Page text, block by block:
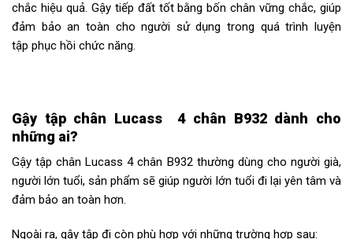
chắc hiệu quả. Gậy tiếp đất tốt bằng bốn chân vững chắc, giúp
đảm bảo an toàn cho người sử dụng trong quá trình luyện
tập phục hồi chức năng.
Gậy tập chân Lucass
4 chân B932 dành cho
những ai?
Gậy tập chân Lucass 4 chân B932 thường dùng cho người già,
người lớn tuổi, sản phẩm sẽ giúp người lớn tuổi đi lại yên tâm và
đảm bảo an toàn hơn.
Ngoài ra, gậy tập đi còn phù hợp với những trường hợp sau: